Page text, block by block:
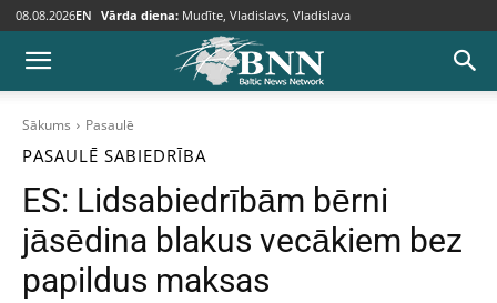
08.08.2026EN Vārda diena: Mudīte, Vladislavs, Vladislava
Sākums Pasaulē
PASAULĒ SABIEDRĪBA
ES: Lidsabiedrībām bērni
jāsēdina blakus vecākiem bez
papildus maksas